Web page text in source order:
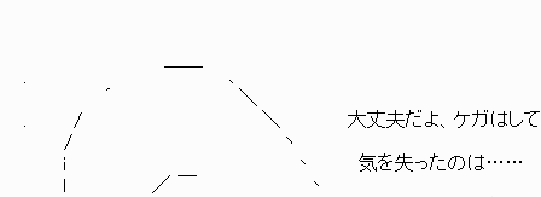
. ￣￣ ､
´ ＼
. / ＼ 大丈夫だよ、ケガはして
/ ヽ
ｉ 丶 気を失ったのは……
l ／ ￣ 丶